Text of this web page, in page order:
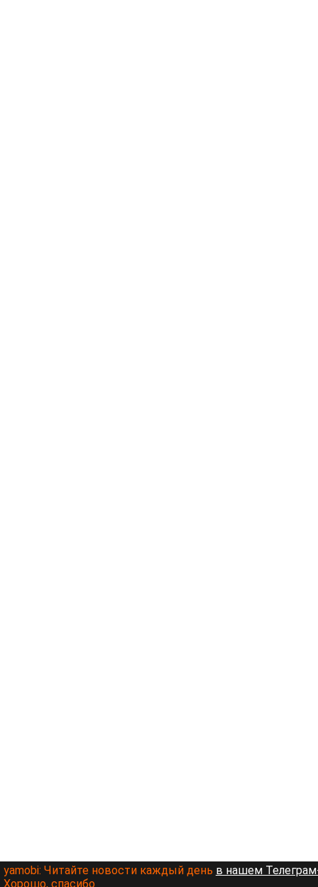
yamobi: Читайте новости каждый день в нашем
Хорошо, спасибо